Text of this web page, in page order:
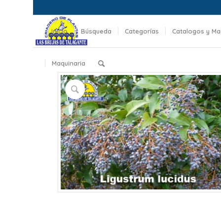
Inicio Búsqueda Categorías Catalogos y
Maquinaria